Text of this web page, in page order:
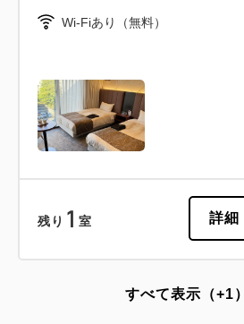
Wi-Fiあり（無料）
残り 1 室 詳細
すべて表示（+1）